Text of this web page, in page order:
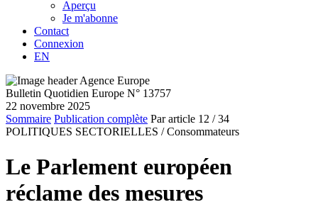
Aperçu
Je m'abonne
Contact
Connexion
EN
Bulletin Quotidien Europe N° 13757
22 novembre 2025
Sommaire Publication complète Par article 12 / 34
POLITIQUES SECTORIELLES / Consommateurs
Le Parlement européen
réclame des mesures